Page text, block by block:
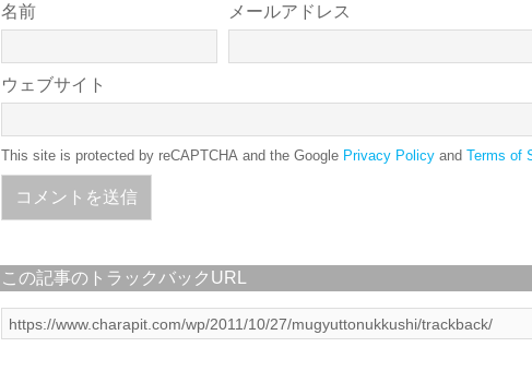
名前 メールアドレス
ウェブサイト
This site is protected by reCAPTCHA and the Google Privacy Policy and Terms of
この記事のトラックバックURL